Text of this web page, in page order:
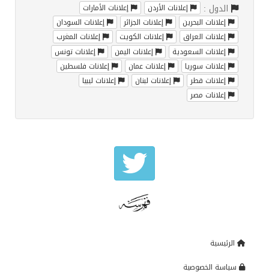
الدول : إعلانات الأردن
إعلانات الأمارات
إعلانات البحرين
إعلانات الجزائر
إعلانات السودان
إعلانات العراق
إعلانات الكويت
إعلانات المغرب
إعلانات السعودية
إعلانات اليمن
إعلانات تونس
إعلانات سوريا
إعلانات عمان
إعلانات فلسطين
إعلانات قطر
إعلانات لبنان
إعلانات ليبيا
إعلانات مصر
الرئيسية
سياسة الخصوصية